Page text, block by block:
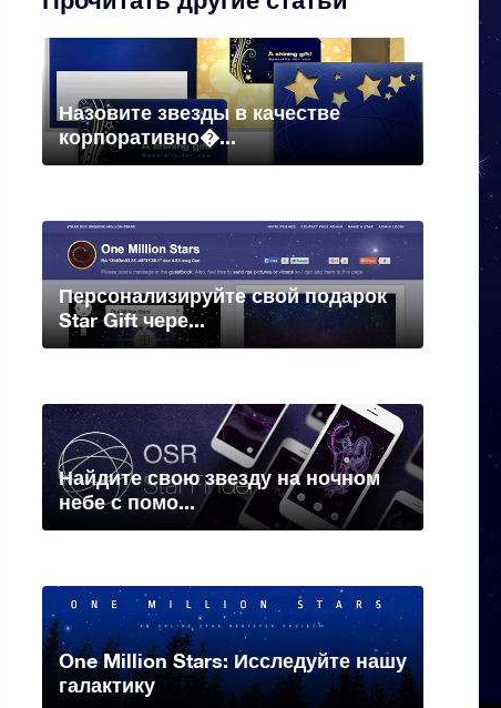
Назовите звезды в качестве
корпоративно�...
Персонализируйте свой подарок
Star Gift чере...
Найдите свою звезду на ночном
небе с помо...
One Million Stars: Исследуйте нашу
галактику